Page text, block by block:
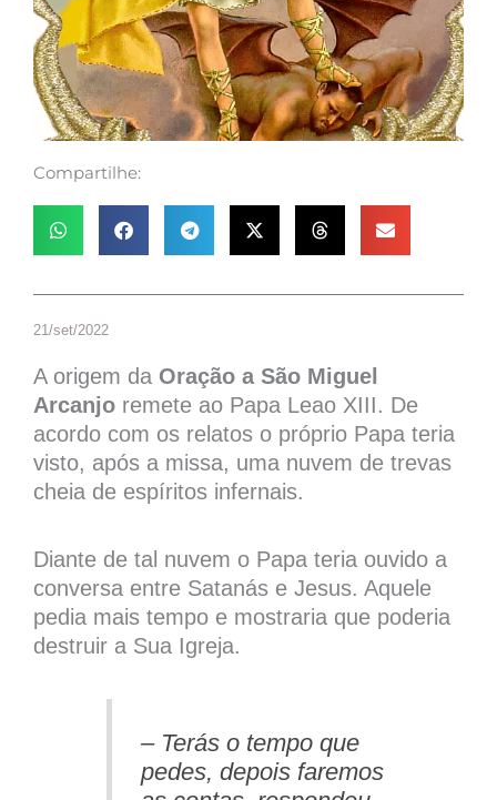
Compartilhe:
21/set/2022
A origem da Oração a São Miguel
Arcanjo remete ao Papa Leao XIII. De
acordo com os relatos o próprio Papa teria
visto, após a missa, uma nuvem de trevas
cheia de espíritos infernais.
Diante de tal nuvem o Papa teria ouvido a
conversa entre Satanás e Jesus. Aquele
pedia mais tempo e mostraria que poderia
destruir a Sua Igreja.
– Terás o tempo que
pedes, depois faremos